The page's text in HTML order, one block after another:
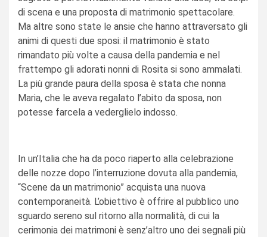
di scena e una proposta di matrimonio spettacolare.
Ma altre sono state le ansie che hanno attraversato gli
animi di questi due sposi: il matrimonio è stato
rimandato più volte a causa della pandemia e nel
frattempo gli adorati nonni di Rosita si sono ammalati.
La più grande paura della sposa è stata che nonna
Maria, che le aveva regalato l’abito da sposa, non
potesse farcela a vederglielo indosso.
In un’Italia che ha da poco riaperto alla celebrazione
delle nozze dopo l’interruzione dovuta alla pandemia,
“Scene da un matrimonio” acquista una nuova
contemporaneità. L’obiettivo è offrire al pubblico uno
sguardo sereno sul ritorno alla normalità, di cui la
cerimonia dei matrimoni è senz’altro uno dei segnali più